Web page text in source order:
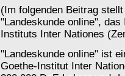
(Im folgenden Beitrag
"Landeskunde online",
Instituts Inter Nationes
"Landeskunde online" ist
Goethe-Institut Inter